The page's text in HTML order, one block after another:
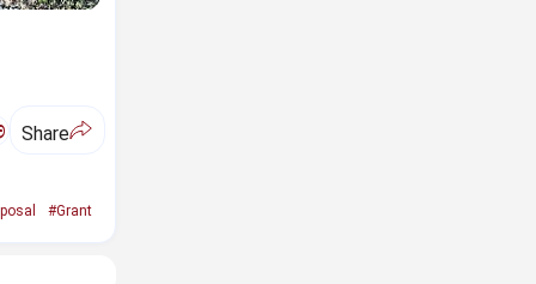
Share
#Grant